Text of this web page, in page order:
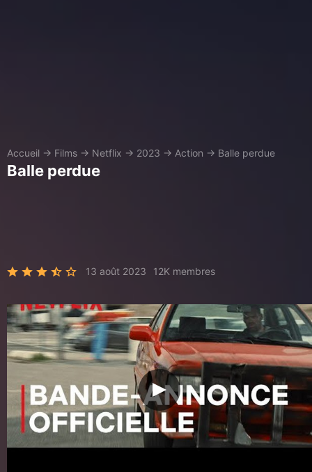
Accueil → Films → Netflix → 2023 → Action → Balle perdue
Balle perdue
13 août 2023 12K membres